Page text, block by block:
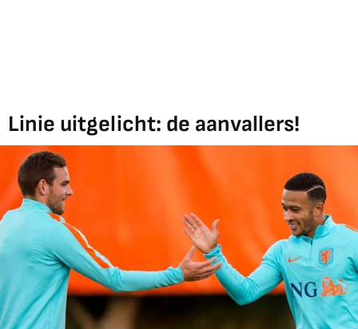
Linie uitgelicht: de aanvallers!